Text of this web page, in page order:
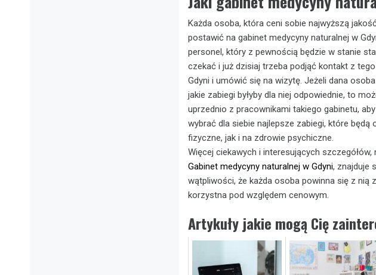
Każda osoba, która ceni sobie najwyższą
postawić na gabinet medycyny naturalnej w
personel, który z pewnością będzie w stanie
czekać i już dzisiaj trzeba podjąć kontakt z
Gdyni i umówić się na wizytę. Jeżeli dana
jakie zabiegi byłyby dla niej odpowiednie, to
uprzednio z pracownikami takiego gabinetu,
wybrać dla siebie najlepsze zabiegi, które
fizyczne, jak i na zdrowie psychiczne.
Więcej ciekawych i interesujących
Gabinet medycyny naturalnej w Gdyni, znajduje
wątpliwości, że każda osoba powinna się z
korzystna pod względem cenowym.
Artykuły jakie mogą Cię